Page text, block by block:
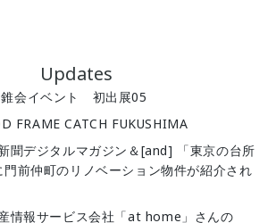
Updates
会イベント 初出展05
FRAME CATCH FUKUSHIMA
聞デジタルマガジン＆[and] 「東京の台所
前仲町のリノベーション物件が紹介され
情報サービス会社「at home」さんの